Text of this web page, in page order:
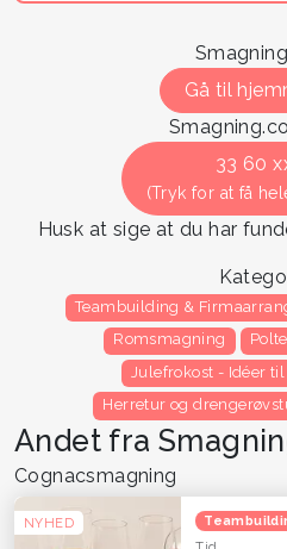
Gå til
33 60
(Tryk for at få
Husk at sige at du har
Teambuilding &
Romsmagning
Julefrokost - Idéer
Herretur og
Andet fra
NYHED
Cognacsmagning